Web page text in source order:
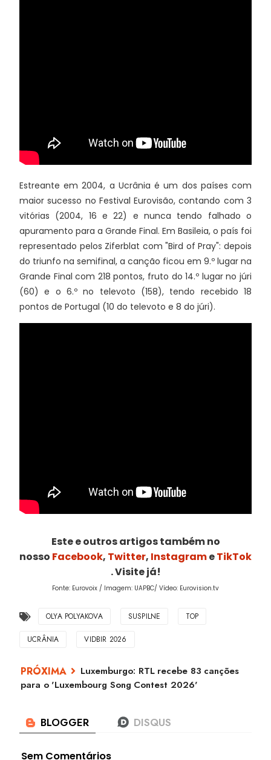
Estreante em 2004, a Ucrânia é um dos países com
maior sucesso no Festival Eurovisão, contando com 3
vitórias (2004, 16 e 22) e nunca tendo falhado o
apuramento para a Grande Final. Em Basileia, o país foi
representado pelos Ziferblat com "Bird of Pray": depois
do triunfo na semifinal, a canção ficou em 9.º lugar na
Grande Final com 218 pontos, fruto do 14.º lugar no júri
(60) e o 6.º no televoto (158), tendo recebido 18
pontos de Portugal (10 do televoto e 8 do júri).
Este e outros artigos também no
nosso Facebook, Twitter, InstagrameTikTok
. Visite já!
Fonte: Eurovoix / Imagem: UAPBC/ Vídeo: Eurovision.tv
OLYA POLYAKOVA SUSPILNE TOP
UCRÂNIA VIDBIR 2026
Luxemburgo: RTL recebe 83 canções
para o 'Luxembourg Song Contest 2026'
Sem Comentários